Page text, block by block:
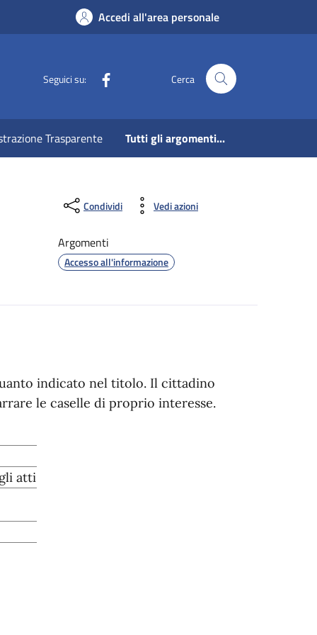
Accedi all'area personale
Seguici su: Cerca
Trasparente Tutti gli argomenti...
Condividi Vedi azioni
Argomenti
Accesso all'informazione
indicato nel titolo. Il cittadino
le caselle di proprio interesse.
atti